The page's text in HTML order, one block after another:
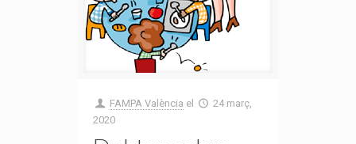
FAMPA València el
24 març,
2020